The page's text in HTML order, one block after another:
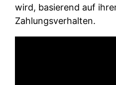
wird, basierend auf
Zahlungsverhalten.